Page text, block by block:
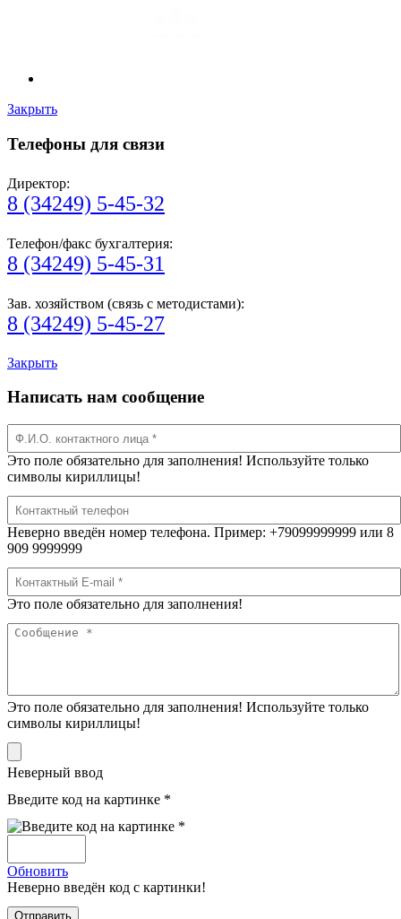
Закрыть
Телефоны для связи
Директор:
8 (34249) 5-45-32
Телефон/факс бухгалтерия:
8 (34249) 5-45-31
Зав. хозяйством (связь с методистами):
8 (34249) 5-45-27
Закрыть
Написать нам сообщение
Это поле обязательно для заполнения! Используйте только
символы кириллицы!
Неверно введён номер телефона. Пример: +79099999999 или 8
909 9999999
Это поле обязательно для заполнения!
Это поле обязательно для заполнения! Используйте только
символы кириллицы!
Неверный ввод
Введите код на картинке *
Обновить
Неверно введён код с картинки!